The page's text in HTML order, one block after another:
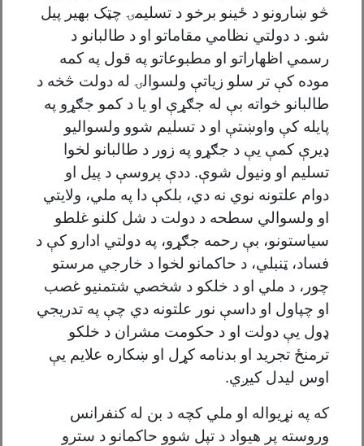
څو ښارونو د ځينو برخو د تسليمۍ چټک بهير پيل
شو. د دولتي نظامي مقاماتو او د طالبانو د
رسمي اظهاراتو او مطبوعاتو په قول په کمه
موده کې تر سلو زياتې ولسوالۍ له دولت څخه د
طالبانو خواته بې له جګړې او يا د کمو جګړو په
پايله کې واوښتې او د تسليم شوو ولسواليو
ډیرې کمې يې د جګړو په زور د طالبانو لخوا
تسليم او ونيول شوې. ددې پروسې د پيل او
دوام علتونه نوي نه دي، بلکې دا په ملي، ولایتي
او ولسوالي سطحه د دولت د شل کلنو غلطو
سياستونو، بې رحمه جګړو، په دولتي ادارو کې د
فساد، ټنبلي، د حاکمانو لخوا د خارجي مرستو
چور، د ملي او د خلکو د شخصي شتمنيو غصب
او چپاول او داسې نور علتونه دي چې په تدريجي
ډول يې دولت او د حکومت مشران د خلکو
ترمنځ تجريد او بدنامه کړل او ښکاره علایم یې
اوس لیدل کیږي.
که په نړیواله او ملي کچه د بن له کنفرانس
وروسته پر هیواد د تپل شوو حاکمانو د سترو